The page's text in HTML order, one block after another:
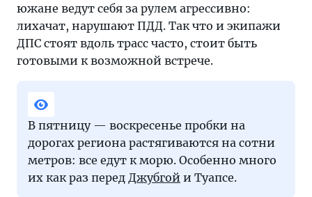
южане ведут себя за рулем агрессивно:
лихачат, нарушают ПДД. Так что и экипажи
ДПС стоят вдоль трасс часто, стоит быть
готовыми к возможной встрече.
В пятницу — воскресенье пробки на
дорогах региона растягиваются на сотни
метров: все едут к морю. Особенно много
их как раз перед Джубгой и Туапсе.